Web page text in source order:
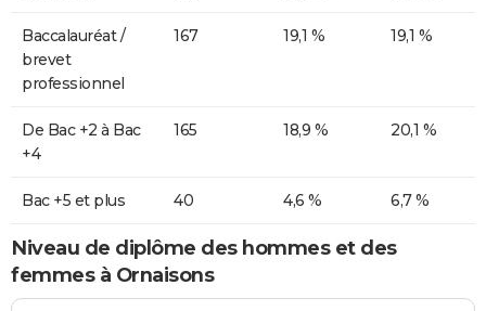
Baccalauréat /
brevet
professionnel
167 19,1 % 19,1 %
De Bac +2 à Bac
+4
165 18,9 % 20,1 %
Bac +5 et plus 40 4,6 % 6,7 %
Niveau de diplôme des hommes et des
femmes à Ornaisons